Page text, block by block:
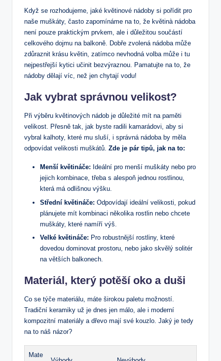
Když se rozhodujeme, jaké květinové nádoby si pořídit pro
naše muškáty, často zapomínáme na to, že květinà nádoba
není pouze praktickým prvkem, ale i důležitou součástí
celkového dojmu na balkoně. Dobře zvolená nádoba může
zdůraznit krásu květin, zatímco nevhodná volba může i tu
nejpestřejší kytici učinit bezvýraznou. Pamatujte na to, že
nádoby dělají víc, než jen chytají vodu!
Jak vybrat správnou velikost?
Při výběru květinových nádob je důležité mít na paměti
velikost. Přesně tak, jak byste radili kamarádovi, aby si
vybral kalhoty, které mu sluší, i správná nádoba by měla
odpovídat velikosti muškátů. Zde je pár tipů, jak na to:
Menší květináče: Ideální pro menší muškáty nebo pro
jejich kombinace, třeba s alespoň jednou rostlinou,
která má odlišnou výšku.
Střední květináče: Odpovídají ideální velikosti, pokud
plánujete mít kombinaci několika rostlin nebo chcete
muškáty, které namíří výš.
Velké květináče: Pro robustnější rostliny, které
dovedou dominovat prostoru, nebo jako skvělý solitér
na větších balkonech.
Materiál, který potěší oko a duši
Co se týče materiálu, máte širokou paletu možností.
Tradiční keramiky už je dnes jen málo, ale i moderní
kompozitní materiály a dřevo mají své kouzlo. Jaký je tedy
na to náš názor?
Mate